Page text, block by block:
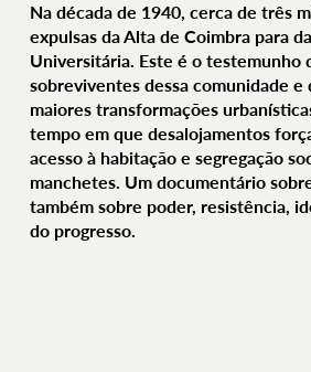
Na década de 1940, cerca de três
expulsas da Alta de Coimbra para
Universitária. Este é o testemunho
sobreviventes dessa comunidade e
maiores transformações
tempo em que desalojamentos
acesso à habitação e segregação
manchetes. Um documentário
também sobre poder, resistência,
do progresso.